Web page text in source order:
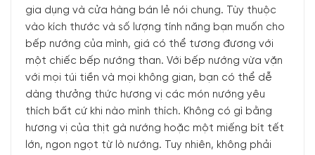
gia dụng và cửa hàng bán lẻ nói chung. Tùy thuộc
vào kích thước và số lượng tính năng bạn muốn cho
bếp nướng của mình, giá có thể tương đương với
một chiếc bếp nướng than. Với bếp nướng vừa vặn
với mọi túi tiền và mọi không gian, bạn có thể dễ
dàng thưởng thức hương vị các món nướng yêu
thích bất cứ khi nào mình thích. Không có gì bằng
hương vị của thịt gà nướng hoặc một miếng bít tết
lớn, ngon ngọt từ lò nướng. Tuy nhiên, không phải